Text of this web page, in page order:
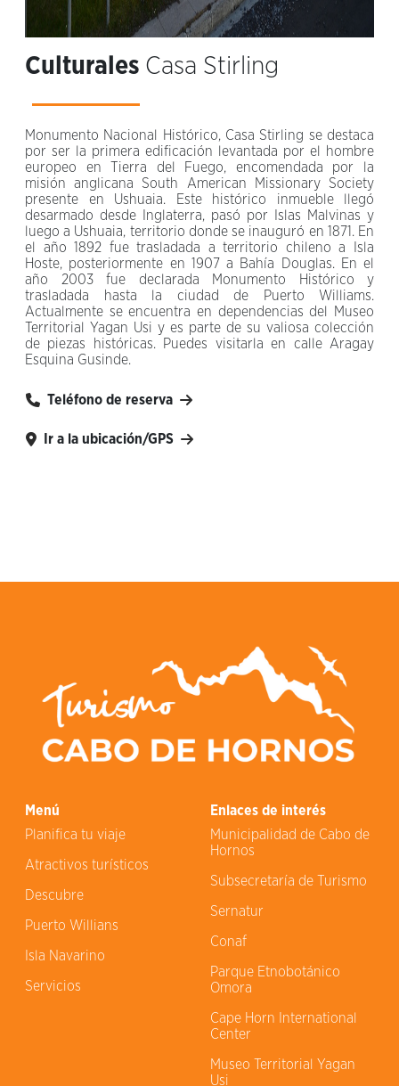
Culturales Casa Stirling
Monumento Nacional Histórico, Casa Stirling se destaca
por ser la primera edificación levantada por el hombre
europeo en Tierra del Fuego, encomendada por la
misión anglicana South American Missionary Society
presente en Ushuaia. Este histórico inmueble llegó
desarmado desde Inglaterra, pasó por Islas Malvinas y
luego a Ushuaia, territorio donde se inauguró en 1871. En
el año 1892 fue trasladada a territorio chileno a Isla
Hoste, posteriormente en 1907 a Bahía Douglas. En el
año 2003 fue declarada Monumento Histórico y
trasladada hasta la ciudad de Puerto Williams.
Actualmente se encuentra en dependencias del Museo
Territorial Yagan Usi y es parte de su valiosa colección
de piezas históricas. Puedes visitarla en calle Aragay
Esquina Gusinde.
Teléfono de reserva
Ir a la ubicación/GPS
Menú
Planifica tu viaje
Atractivos turísticos
Descubre
Puerto Willians
Isla Navarino
Servicios
Enlaces de interés
Municipalidad de Cabo de
Hornos
Subsecretaría de Turismo
Sernatur
Conaf
Parque Etnobotánico
Omora
Cape Horn International
Center
Museo Territorial Yagan
Usi